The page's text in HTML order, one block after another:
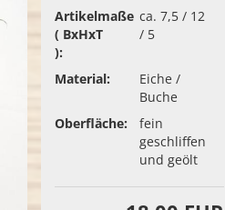
Artikelmaße
( BxHxT
):
ca. 7,5 / 12
/ 5
Material:
Eiche /
Buche
Oberfläche:
fein
geschliffen
und geölt